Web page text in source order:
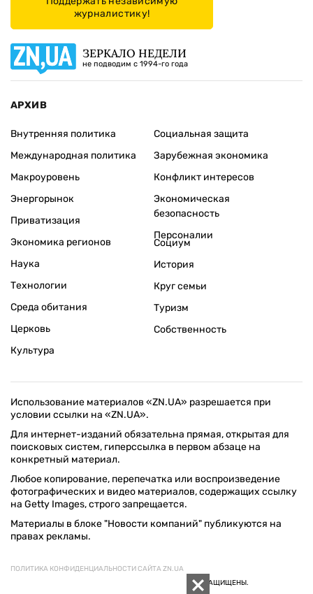
журналистику!
ЗЕРКАЛО НЕДЕЛИ
не подводим с 1994-го года
АРХИВ
Внутренняя политика
Международная политика
Макроуровень
Энергорынок
Приватизация
Экономика регионов
Социальная защита
Зарубежная экономика
Конфликт интересов
Экономическая
безопасность
Персоналии
Наука
Технологии
Среда обитания
Церковь
Культура
Социум
История
Круг семьи
Туризм
Собственность
Использование материалов «ZN.UA» разрешается при
условии ссылки на «ZN.UA».
Для интернет-изданий обязательна прямая, открытая для
поисковых систем, гиперссылка в первом абзаце на
конкретный материал.
Любое копирование, перепечатка или воспроизведение
фотографических и видео материалов, содержащих ссылку
на Getty Images, строго запрещается.
Материалы в блоке "Новости компаний" публикуются на
правах рекламы.
ПОЛИТИКА КОНФИДЕНЦИАЛЬНОСТИ САЙТА ZN.UA
© 1994–2026 «ЗЕРКАЛО НЕДЕЛИ. УКРАИНА». ВСЕ ПРАВА ЗАЩИЩЕНЫ.